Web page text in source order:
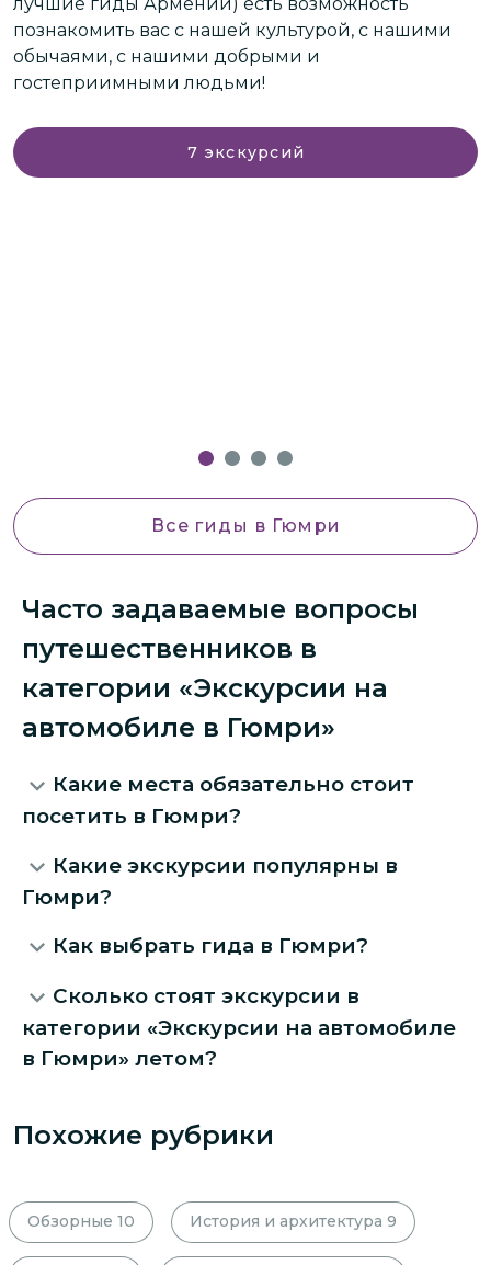
познакомить вас с нашей культурой, с нашими
обычаями, с нашими добрыми и
гостеприимными людьми!
7 экскурсий
Все гиды в Гюмри
Часто задаваемые вопросы
путешественников в
категории «Экскурсии на
автомобиле в Гюмри»
Какие места обязательно стоит
посетить в Гюмри?
Какие экскурсии популярны в
Гюмри?
Как выбрать гида в Гюмри?
Сколько стоят экскурсии в
категории «Экскурсии на автомобиле
в Гюмри» летом?
Похожие рубрики
Обзорные 10 История и архитектура 9